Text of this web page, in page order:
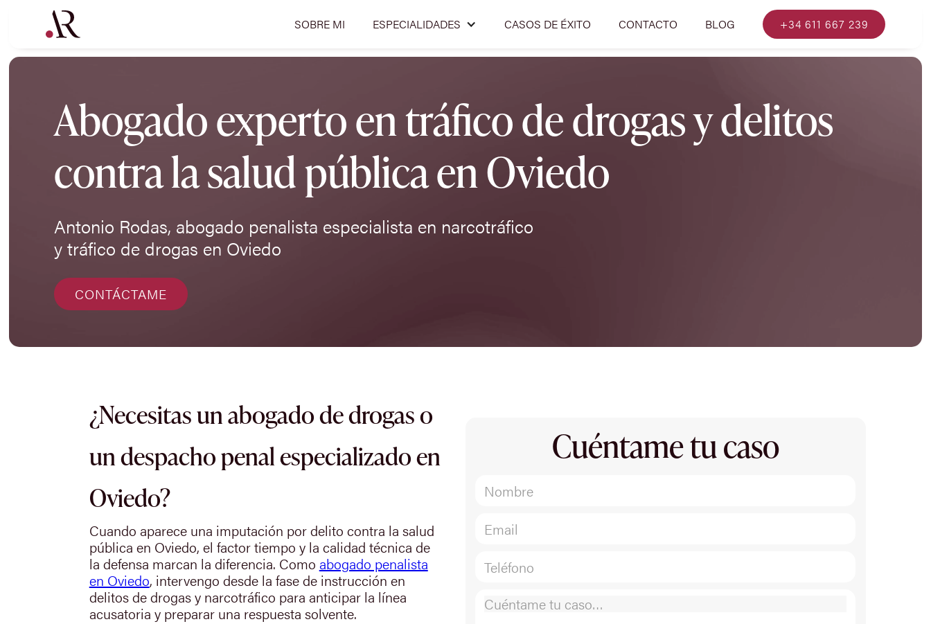
SOBRE MI ESPECIALIDADES CASOS DE ÉXITO CONTACTO BLOG +34 611 667 239
Abogado experto en tráfico de drogas y delitos
contra la salud pública en Oviedo
Antonio Rodas, abogado penalista especialista en narcotráfico
y tráfico de drogas en Oviedo
CONTÁCTAME
¿Necesitas un abogado de drogas o
un despacho penal especializado en
Oviedo?
Cuando aparece una imputación por delito contra la salud
pública en Oviedo, el factor tiempo y la calidad técnica de
la defensa marcan la diferencia. Como abogado penalista
en Oviedo, intervengo desde la fase de instrucción en
delitos de drogas y narcotráfico para anticipar la línea
acusatoria y preparar una respuesta solvente.
Cuéntame tu caso